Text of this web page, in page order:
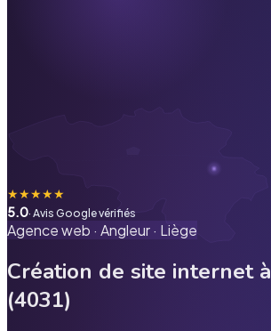
★★★★★
5.0· Avis Google vérifiés
Agence web · Angleur· Liège
Création de site internet à
(4031)